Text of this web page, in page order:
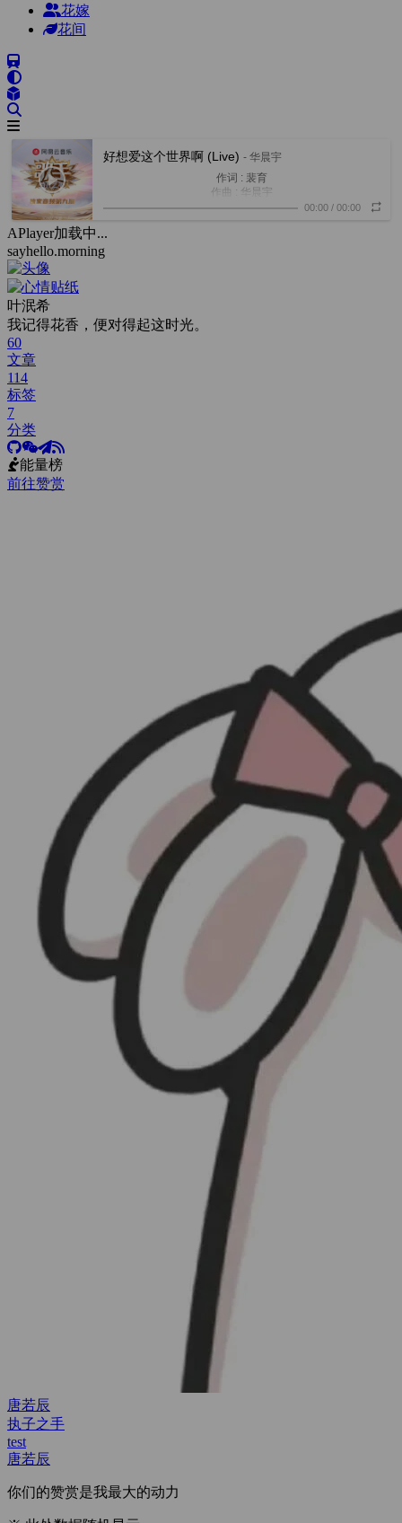
花嫁
花间
好想爱这个世界啊 (Live) - 华晨宇
作词 : 裴育
作曲 : 华晨宇
编曲 : 郑楠
无论我 在这里 在那里
伤疤 就丢给回忆吧
放下 才得到更好啊
别怕 别怕
想过离开 当阳光败给阴霾
没想到你会拼命为我拨开
曾想过离开 却又坚持到现在
熬过了 那些旁白 那些姿态
那些伤害
不想离开 当你的笑容绽开
这世界突然填满 色彩
抱着沙发 睡眼昏花 凌乱头发
夕阳西下 接通电话 是你呀
音乐总监 : 梁翘柏
现场Program : 郑楠
PGM : 杨阳
键盘 : 达日丹/张继旗
和声 : 戈锐/曾嵘/路默依/张嫚宸
00:00 / 00:00
APlayer加载中...
sayhello.morning
叶泯希
我记得花香，便对得起这时光。
60
文章
114
标签
7
分类
能量榜
前往赞赏
唐若辰
执子之手
test
唐若辰
你们的赞赏是我最大的动力